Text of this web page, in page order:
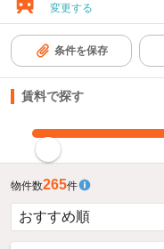
変更する
条件を保存
賃料で探す
物件数265件